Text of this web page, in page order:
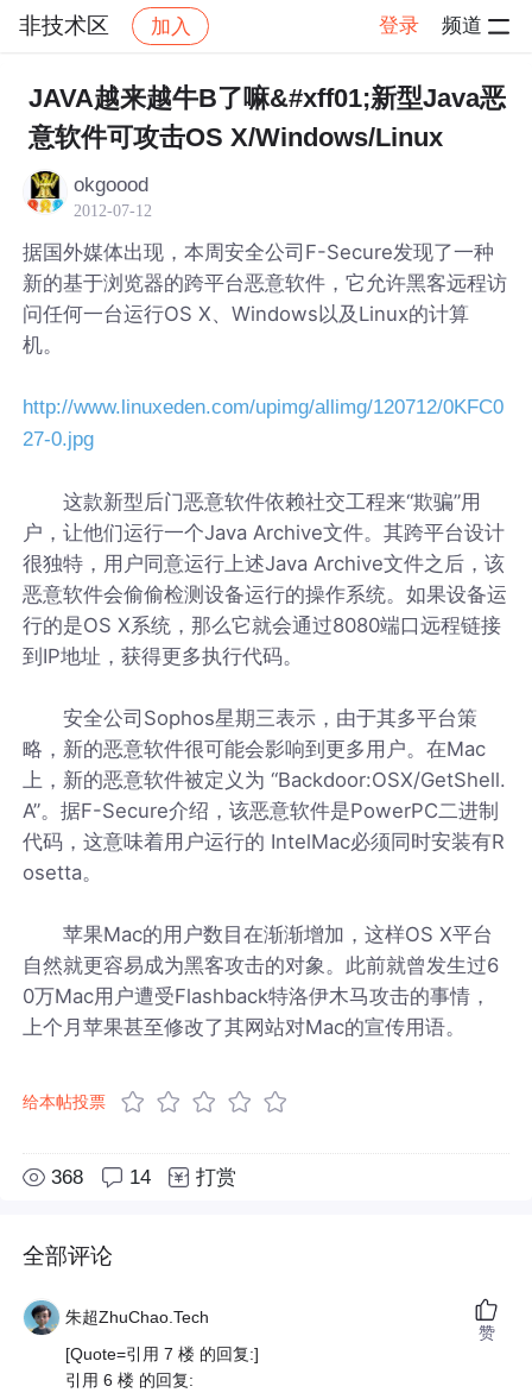
非技术区 加入 登录 频道
社区 非技术区 帖子详情
JAVA越来越牛B了嘛&#xff01;新型Java恶
意软件可攻击OS X/Windows/Linux
okgoood
2012-07-12
据国外媒体出现，本周安全公司F-Secure发现了一种
新的基于浏览器的跨平台恶意软件，它允许黑客远程访
问任何一台运行OS X、Windows以及Linux的计算
机。
http://www.linuxeden.com/upimg/allimg/120712/0KFC0
27-0.jpg
这款新型后门恶意软件依赖社交工程来“欺骗”用
户，让他们运行一个Java Archive文件。其跨平台设计
很独特，用户同意运行上述Java Archive文件之后，该
恶意软件会偷偷检测设备运行的操作系统。如果设备运
行的是OS X系统，那么它就会通过8080端口远程链接
到IP地址，获得更多执行代码。
安全公司Sophos星期三表示，由于其多平台策
略，新的恶意软件很可能会影响到更多用户。在Mac
上，新的恶意软件被定义为 “Backdoor:OSX/GetShell.
A”。据F-Secure介绍，该恶意软件是PowerPC二进制
代码，这意味着用户运行的 IntelMac必须同时安装有R
osetta。
苹果Mac的用户数目在渐渐增加，这样OS X平台
自然就更容易成为黑客攻击的对象。此前就曾发生过6
0万Mac用户遭受Flashback特洛伊木马攻击的事情，
上个月苹果甚至修改了其网站对Mac的宣传用语。
给本帖投票
368 14 打赏
全部评论
朱超ZhuChao.Tech
[Quote=引用 7 楼 的回复:]
引用 6 楼 的回复:
赞